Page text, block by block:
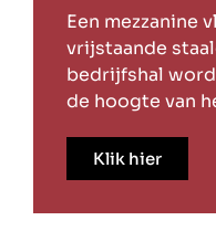
Een mezzanine
vrijstaande
bedrijfshal
de hoogte van
Klik hier